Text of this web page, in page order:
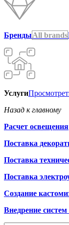
БрендыAll brands
Услуги
Назад к главному
Расчет освещения
Поставка
Поставка
Поставка
Создание
Внедрение